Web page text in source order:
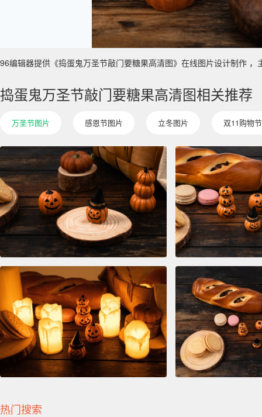
96编辑器提供《捣蛋鬼万圣节敲门要糖果高清图》在线图片设计制作
捣蛋鬼万圣节敲门要糖果高清图相关推荐
万圣节图片 感恩节图片 立冬图片 双11购物
热门搜索